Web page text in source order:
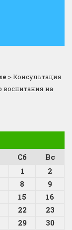
>Консультация
воспитания на
Сб
Вс
1
2
8
9
15
16
22
23
29
30